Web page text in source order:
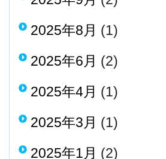
2025年8月 (1)
2025年6月 (2)
2025年4月 (1)
2025年3月 (1)
2025年1月 (2)